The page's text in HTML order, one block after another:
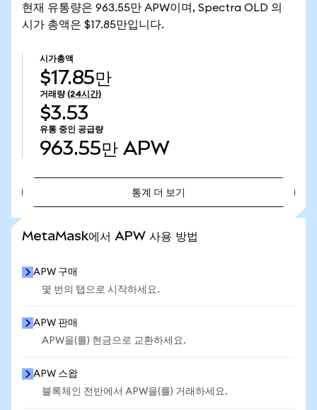
현재 유통량은 963.55만 APW이며, Spectra OLD 의
시가 총액은 $17.85만입니다.
시가총액
$17.85만
거래량 (24시간)
$3.53
유통 중인 공급량
963.55만 APW
통계 더 보기
MetaMask에서 APW 사용 방법
APW 구매
몇 번의 탭으로 시작하세요.
APW 판매
APW을(를) 현금으로 교환하세요.
APW 스왑
블록체인 전반에서 APW을(를) 거래하세요.